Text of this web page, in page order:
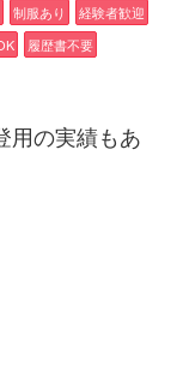
制服あり
経験者歓迎
履歴書不要
用の実績もあ